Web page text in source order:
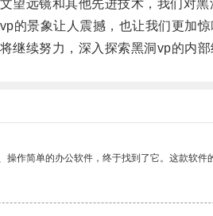
远镜和其他先进技术，我们对黑
景象让人震撼，也让我们更加惊
续努力，深入探索黑洞vp的内部
操作简单的办公软件，终于找到了它。这款软